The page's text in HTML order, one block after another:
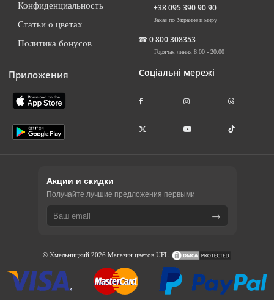
Конфиденциальность
Статьи о цветах
Политика бонусов
Приложения
+38 095 390 90 90
Заказ по Украине и миру
☎ 0 800 308353
Горячая линия 8:00 - 20:00
Соціальні мережі
Акции и скидки
Получайте лучшие предложения первыми
→
© Хмельницкий 2026 Магазин цветов UFL